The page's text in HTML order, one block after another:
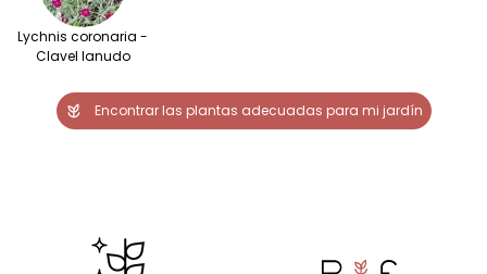
Lychnis coronaria -
Clavel lanudo
Encontrar las plantas adecuadas para mi jardín